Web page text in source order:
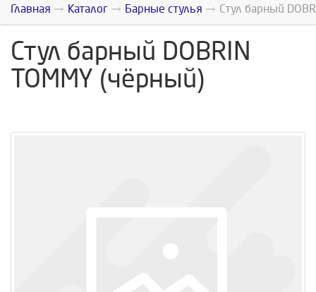
Главная Каталог Барные стулья Стул барный
Стул барный DOBRIN
TOMMY (чёрный)